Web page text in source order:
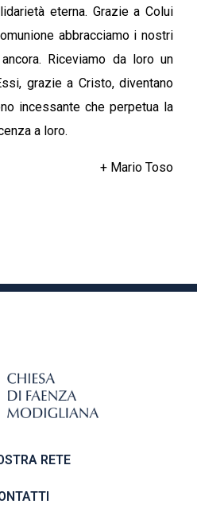
eterna. Grazie a Colui
abbracciamo i nostri
Riceviamo da loro un
grazie a Cristo, diventano
incessante che perpetua la
a loro.
Toso
RETE